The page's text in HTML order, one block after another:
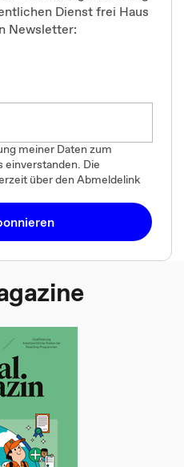
Dienst frei Haus
Newsletter:
meiner Daten zum
einverstanden. Die
über den Abmeldelink